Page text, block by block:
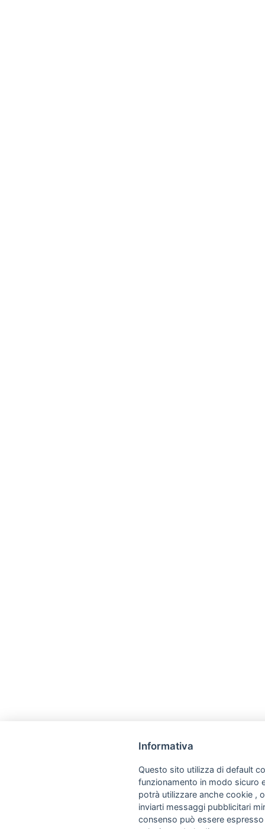
Informativa
Questo sito utilizza di default
funzionamento in modo sicuro
potrà utilizzare anche cookie ,
inviarti messaggi pubblicitari
consenso può essere